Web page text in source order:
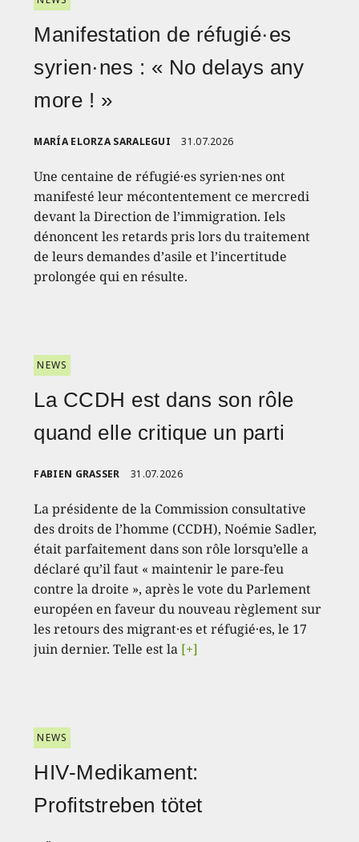
Manifestation de réfugié·es
syrien·nes : « No delays any
more ! »
MARÍA ELORZA SARALEGUI 31.07.2026
Une centaine de réfugié·es syrien·nes ont
manifesté leur mécontentement ce mercredi
devant la Direction de l’immigration. Iels
dénoncent les retards pris lors du traitement
de leurs demandes d’asile et l’incertitude
prolongée qui en résulte.
NEWS
La CCDH est dans son rôle
quand elle critique un parti
FABIEN GRASSER 31.07.2026
La présidente de la Commission consultative
des droits de l’homme (CCDH), Noémie Sadler,
était parfaitement dans son rôle lorsqu’elle a
déclaré qu’il faut « maintenir le pare-feu
contre la droite », après le vote du Parlement
européen en faveur du nouveau règlement sur
les retours des migrant·es et réfugié·es, le 17
juin dernier. Telle est la [+]
NEWS
HIV-Medikament:
Profitstreben tötet